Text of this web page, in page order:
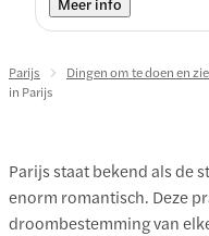
Parijs Dingen om te doen en
in Parijs
Parijs staat bekend als de
enorm romantisch. Deze
droombestemming van